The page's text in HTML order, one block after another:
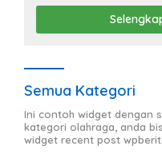
untuk
Semua Kategori
Ini contoh widget dengan
kategori olahraga, anda
widget recent post